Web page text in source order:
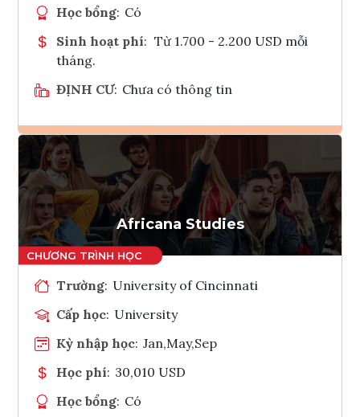
Học bổng: Có
Sinh hoạt phí: Từ 1.700 - 2.200 USD mỗi
tháng.
ĐỊNH CƯ: Chưa có thông tin
Ghi danh
Tham vấn Interlink
Africana Studies
Trường: University of Cincinnati
Cấp học: University
Kỳ nhập học: Jan,May,Sep
Học phí: 30,010 USD
Học bổng: Có